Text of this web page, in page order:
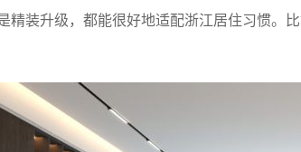
精装升级，都能很好地适配浙江居住习惯。